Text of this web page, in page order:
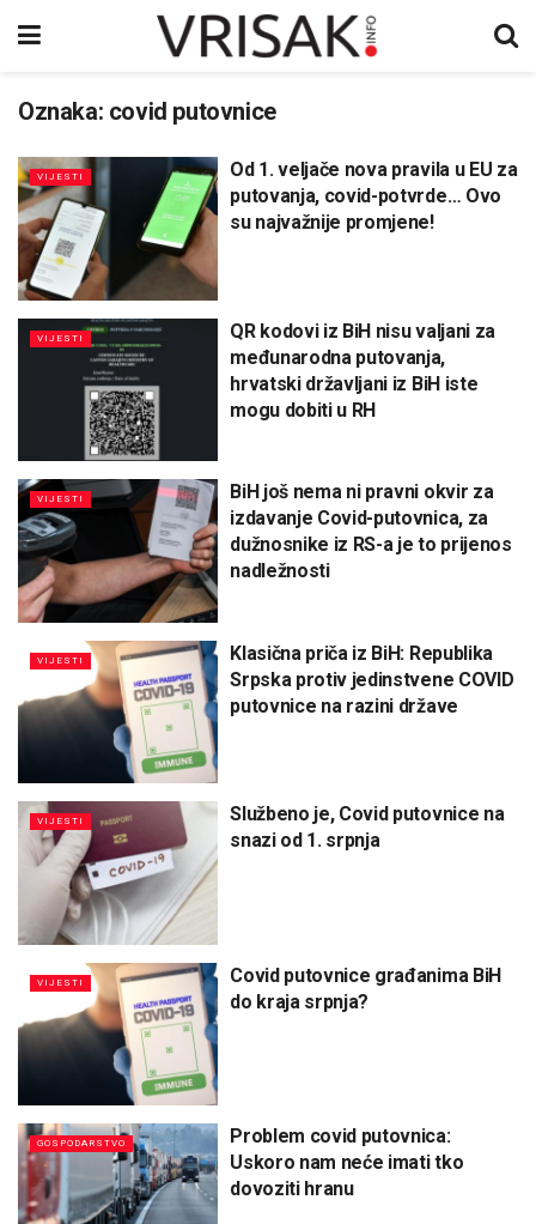
Oznaka: covid putovnice
VIJESTI
Od 1. veljače nova pravila u EU za
putovanja, covid-potvrde… Ovo
su najvažnije promjene!
VIJESTI
QR kodovi iz BiH nisu valjani za
međunarodna putovanja,
hrvatski državljani iz BiH iste
mogu dobiti u RH
VIJESTI
BiH još nema ni pravni okvir za
izdavanje Covid-putovnica, za
dužnosnike iz RS-a je to prijenos
nadležnosti
VIJESTI
Klasična priča iz BiH: Republika
Srpska protiv jedinstvene COVID
putovnice na razini države
VIJESTI
Službeno je, Covid putovnice na
snazi od 1. srpnja
VIJESTI
Covid putovnice građanima BiH
do kraja srpnja?
GOSPODARSTVO
Problem covid putovnica:
Uskoro nam neće imati tko
dovoziti hranu